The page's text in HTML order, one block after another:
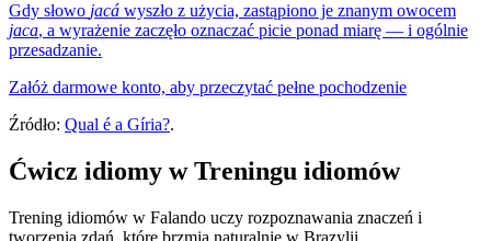
Gdy słowo jacá wyszło z użycia, zastąpiono je znanym owocem
jaca, a wyrażenie zaczęło oznaczać picie ponad miarę — i ogólnie
przesadzanie.
Załóż darmowe konto, aby przeczytać pełne pochodzenie
Źródło: Qual é a Gíria?.
Ćwicz idiomy w Treningu idiomów
Trening idiomów w Falando uczy rozpoznawania znaczeń i